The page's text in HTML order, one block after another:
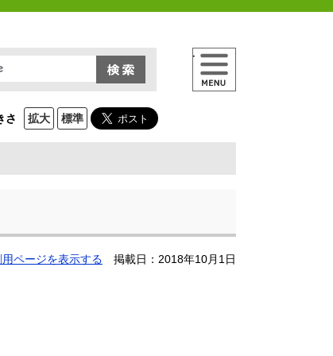
さ 拡大 標準
メニュー
用ページを表示する 掲載日：2018年10月1日